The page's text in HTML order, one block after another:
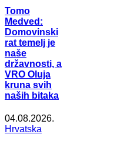
Tomo
Medved:
Domovinski
rat temelj je
naše
državnosti, a
VRO Oluja
kruna svih
naših bitaka
04.08.2026.
Hrvatska